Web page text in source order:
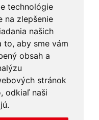
technológie
na zlepšenie
našich
to, aby sme vám
obsah a
stránok
odkiaľ naši
Kontakt
O nás
Platba